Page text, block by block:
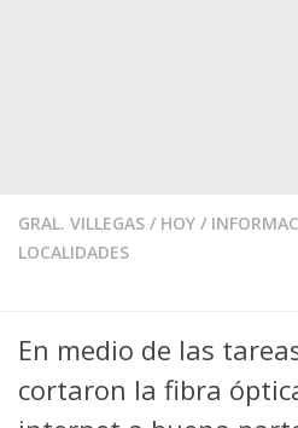
GRAL. VILLEGAS / HOY /
LOCALIDADES
En medio de las
cortaron la fibra